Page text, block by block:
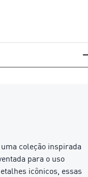
coleção inspirada
para o uso
icônicos, essas